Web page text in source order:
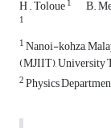
H . Toloue1 B.
1
1Nanoi-kohza,
(MJIIT), University
2Physics